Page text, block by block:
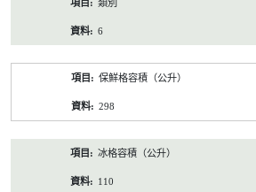
類別
6
保鮮格容積（公升）
298
冰格容積（公升）
110